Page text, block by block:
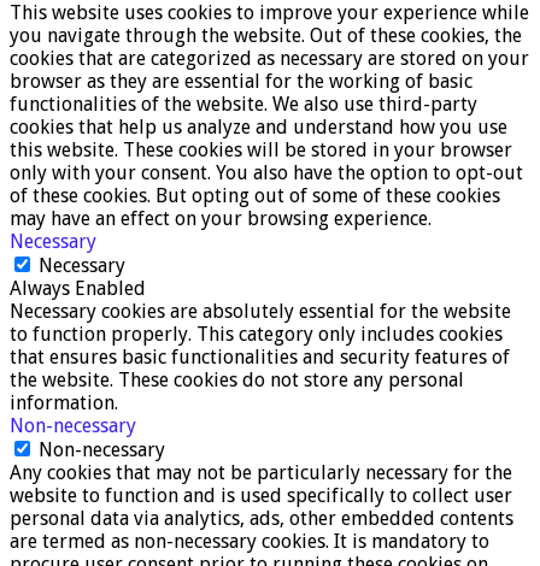
This website uses cookies to improve your experience while
you navigate through the website. Out of these cookies, the
cookies that are categorized as necessary are stored on your
browser as they are essential for the working of basic
functionalities of the website. We also use third-party
cookies that help us analyze and understand how you use
this website. These cookies will be stored in your browser
only with your consent. You also have the option to opt-out
of these cookies. But opting out of some of these cookies
may have an effect on your browsing experience.
Necessary
Necessary
Always Enabled
Necessary cookies are absolutely essential for the website
to function properly. This category only includes cookies
that ensures basic functionalities and security features of
the website. These cookies do not store any personal
information.
Non-necessary
Non-necessary
Any cookies that may not be particularly necessary for the
website to function and is used specifically to collect user
personal data via analytics, ads, other embedded contents
are termed as non-necessary cookies. It is mandatory to